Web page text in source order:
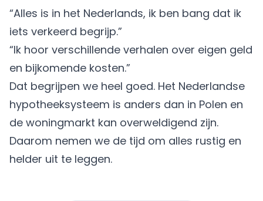
“Alles is in het Nederlands, ik ben bang dat ik
iets verkeerd begrijp.”
“Ik hoor verschillende verhalen over eigen geld
en bijkomende kosten.”
Dat begrijpen we heel goed. Het Nederlandse
hypotheeksysteem is anders dan in Polen en
de woningmarkt kan overweldigend zijn.
Daarom nemen we de tijd om alles rustig en
helder uit te leggen.